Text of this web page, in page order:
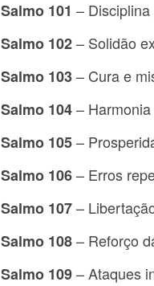
Salmo 101 –
Salmo 102– Solidão
Salmo 103– Cura e
Salmo 104–
Salmo 105–
Salmo 106– Erros
Salmo 107–
Salmo 108– Reforço
Salmo 109– Ataques